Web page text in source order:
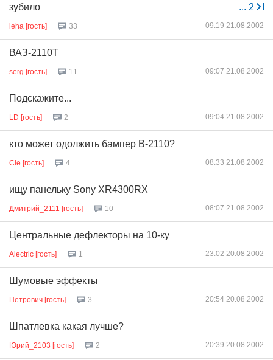
... 2
зубило
leha [гость] 33 09:19 21.08.2002
ВАЗ-2110Т
serg [гость] 11 09:07 21.08.2002
Подскажите...
LD [гость] 2 09:04 21.08.2002
кто может одолжить бампер В-2110?
Cle [гость] 4 08:33 21.08.2002
ищу панельку Sony XR4300RX
Дмитрий_2111 [гость] 10 08:07 21.08.2002
Центральные дефлекторы на 10-ку
Alectric [гость] 1 23:02 20.08.2002
Шумовые эффекты
Петрович [гость] 3 20:54 20.08.2002
Шпатлевка какая лучше?
Юрий_2103 [гость] 2 20:39 20.08.2002